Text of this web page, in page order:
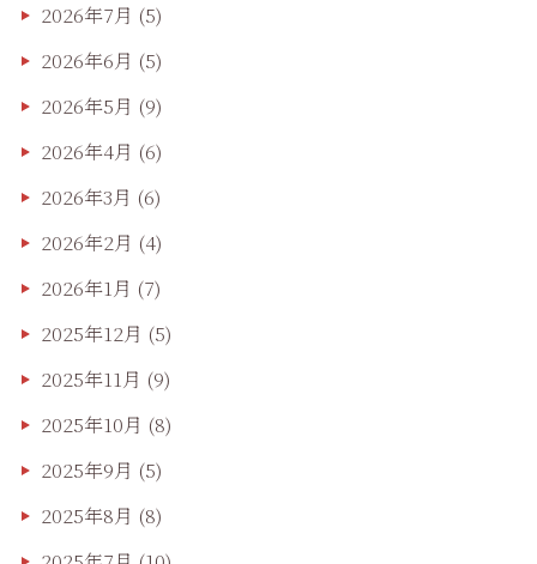
2026年7月 (5)
2026年6月 (5)
2026年5月 (9)
2026年4月 (6)
2026年3月 (6)
2026年2月 (4)
2026年1月 (7)
2025年12月 (5)
2025年11月 (9)
2025年10月 (8)
2025年9月 (5)
2025年8月 (8)